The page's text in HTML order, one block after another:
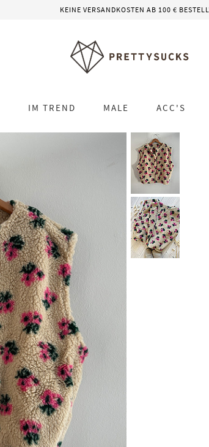
KEINE VERSANDKOSTEN AB 100 €
IM TREND MALE ACC'S